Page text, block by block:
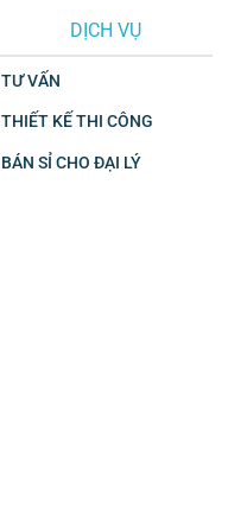
DỊCH VỤ
TƯ VẤN
THIẾT KẾ THI CÔNG
BÁN SỈ CHO ĐẠI LÝ